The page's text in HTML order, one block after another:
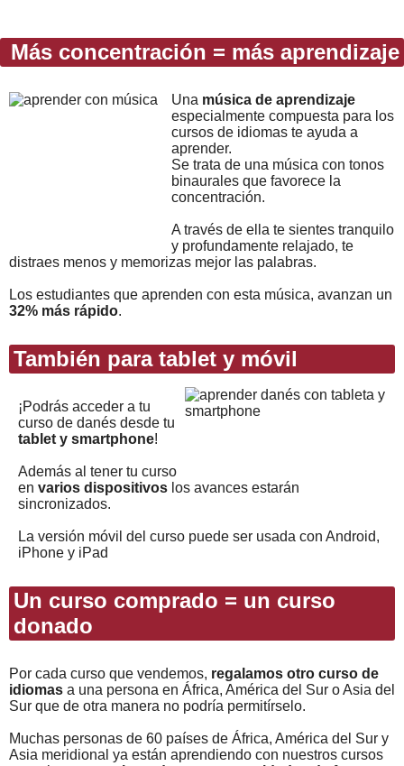
Más concentración = más aprendizaje
Una música de aprendizaje
especialmente compuesta para los
cursos de idiomas te ayuda a
aprender.
Se trata de una música con tonos
binaurales que favorece la
concentración.
A través de ella te sientes tranquilo
y profundamente relajado, te
distraes menos y memorizas mejor las palabras.
Los estudiantes que aprenden con esta música, avanzan un
32% más rápido.
También para tablet y móvil
¡Podrás acceder a tu
curso de danés desde tu
tablet y smartphone!
Además al tener tu curso
en varios dispositivos los avances estarán
sincronizados.
La versión móvil del curso puede ser usada con Android,
iPhone y iPad
Un curso comprado = un curso
donado
Por cada curso que vendemos, regalamos otro curso de
idiomas a una persona en África, América del Sur o Asia del
Sur que de otra manera no podría permitírselo.
Muchas personas de 60 países de África, América del Sur y
Asia meridional ya están aprendiendo con nuestros cursos